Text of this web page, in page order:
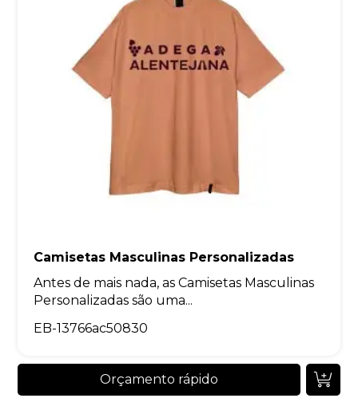
Camisetas Masculinas Personalizadas
Antes de mais nada, as Camisetas Masculinas
Personalizadas são uma...
EB-13766ac50830
Orçamento rápido